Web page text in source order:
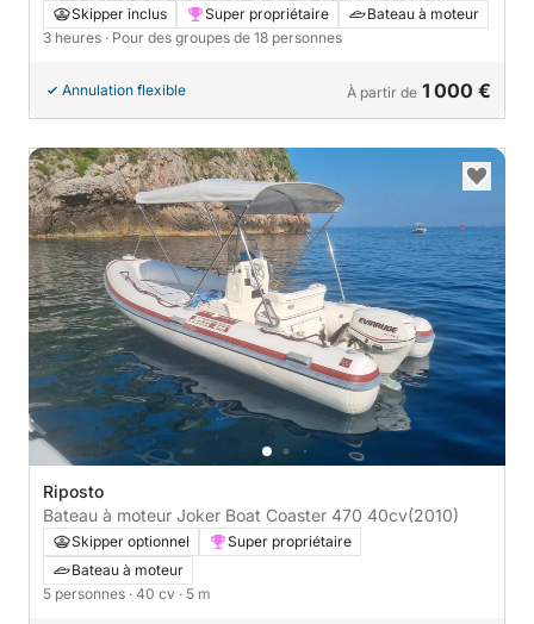
croisière au coucher du soleil dans la baie de Taormine
Skipper inclus Super propriétaire
Bateau à moteur
3 heures · Pour des groupes de 18 personnes
Annulation flexible À partir de 1 000 €
Riposto
Bateau à moteur Joker Boat Coaster 470 40cv(2010)
Skipper optionnel
Super propriétaire
Bateau à moteur
5 personnes · 40 cv · 5 m